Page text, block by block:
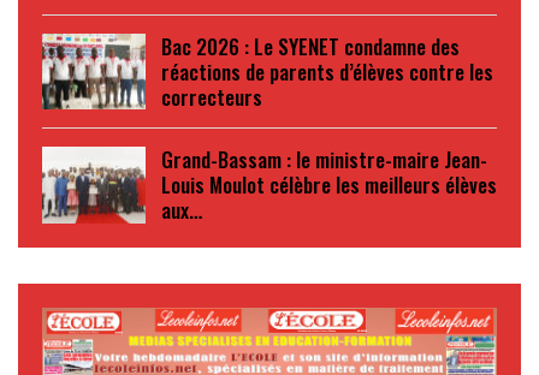
Bac 2026 : Le SYENET condamne des
réactions de parents d’élèves contre les
correcteurs
Grand-Bassam : le ministre-maire Jean-
Louis Moulot célèbre les meilleurs élèves
aux…